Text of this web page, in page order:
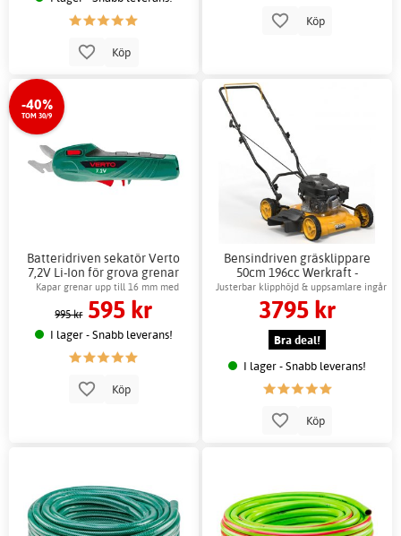
Köp
Köp
-40%
TOM 30/9
Batteridriven sekatör Verto
7,2V Li-Ion för grova grenar
Kapar grenar upp till 16 mm med
laddare
995 kr 595 kr
I lager - Snabb leverans!
Köp
Bensindriven gräsklippare
50cm 196cc Werkraft -
Bensinmotor
Justerbar klipphöjd & uppsamlare ingår
3795 kr
Bra deal!
I lager - Snabb leverans!
Köp